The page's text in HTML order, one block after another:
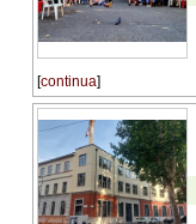
[continua]